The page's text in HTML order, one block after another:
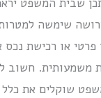
שימשה
או רכישת נכס
משמעותית. חשוב
שוקלים את